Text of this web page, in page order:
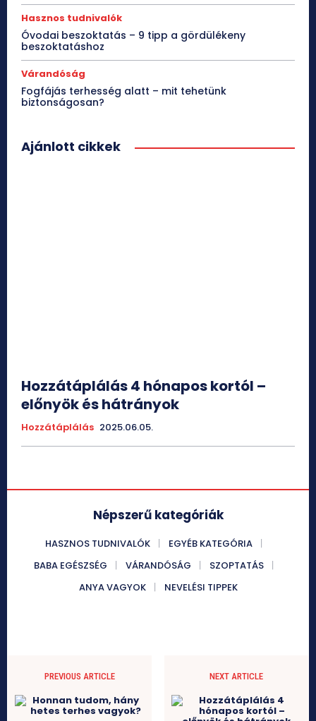
Hasznos tudnivalók
Óvodai beszoktatás – 9 tipp a gördülékeny
beszoktatáshoz
Várandóság
Fogfájás terhesség alatt – mit tehetünk
biztonságosan?
Ajánlott cikkek
Hozzátáplálás 4 hónapos kortól –
előnyök és hátrányok
Hozzátáplálás 2025.06.05.
Népszerű kategóriák
HASZNOS TUDNIVALÓK
EGYÉB KATEGÓRIA
BABA EGÉSZSÉG
VÁRANDÓSÁG
SZOPTATÁS
ANYA VAGYOK
NEVELÉSI TIPPEK
PREVIOUS ARTICLE NEXT ARTICLE